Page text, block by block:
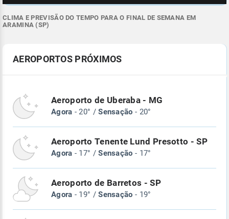
CLIMA E PREVISÃO DO TEMPO PARA O FINAL DE SEMANA EM
ARAMINA (SP)
AEROPORTOS PRÓXIMOS
Aeroporto de Uberaba - MG
Agora - 20° /Sensação - 20°
Aeroporto Tenente Lund Presotto - SP
Agora - 17° /Sensação - 17°
Aeroporto de Barretos - SP
Agora - 19° /Sensação - 19°